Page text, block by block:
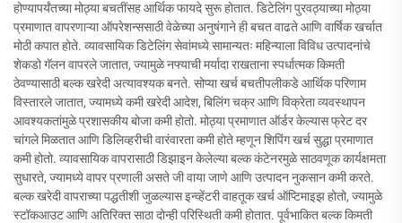
होण्यापर्यंतच्या मोठ्या बचतींसह आर्थिक फायदे सुरू होतात. डिटेलिंग पुरवठ्याच्या मोठ्या
प्रमाणात वापरणाऱ्या ऑपरेशन्ससाठी वेळेच्या अनुषंगाने ही बचत वाढते आणि वार्षिक खर्चात
मोठी कपात होते. व्यावसायिक डिटेलिंग सेवांमध्ये सामान्यतः महिन्याला विविध उत्पादनांचे
शेकडो गॅलन वापरले जातात, ज्यामुळे नफ्याची मर्यादा राखताना स्पर्धात्मक किमती
ठेवण्यासाठी बल्क खरेदी अत्यावश्यक बनते. सोप्या खर्च बचतीपलीकडे आर्थिक परिणाम
विस्तारले जातात, ज्यामध्ये कमी खरेदी आदेश, बिलिंग चक्र आणि विक्रेता व्यवस्थापन
आवश्यकतांमुळे प्रशासकीय बोजा कमी होतो. मोठ्या प्रमाणात ऑर्डर केल्यास फ्रेट दर
चांगले मिळतात आणि डिलिव्हरीची वारंवारता कमी होते म्हणून शिपिंग खर्च सुद्धा प्रमाणात
कमी होतो. व्यावसायिक वापरासाठी डिझाइन केलेल्या बल्क कंटेनरमुळे साठवणूक कार्यक्षमता
सुधारते, ज्यामध्ये वापर प्रणाली असते जी वाया जाणे आणि उत्पादन नुकसान कमी करते.
बल्क खरेदी वापराच्या पद्धतीशी जुळल्यास इन्व्हेंटरी वाहतूक खर्च ऑप्टिमाइझ होतो, ज्यामुळे
स्टॉकआउट आणि अतिरिक्त साठा दोन्ही परिस्थिती कमी होतात. पूर्वभाकित बल्क किमती